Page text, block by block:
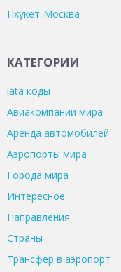
Пхукет-Москва
КАТЕГОРИИ
iata коды
Авиакомпании мира
Аренда автомобилей
Аэропорты мира
Города мира
Интересное
Направления
Страны
Трансфер в аэропорт